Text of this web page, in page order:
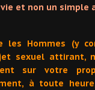
et non un simple
les Hommes (y
sexuel attirant,
sur votre
à toute